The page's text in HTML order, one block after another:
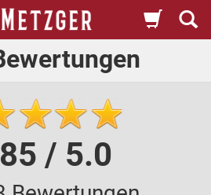
/ 5.0